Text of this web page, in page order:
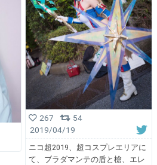
267
54
2019/04/19
ニコ超2019、超コスプレエリアに
て、ブラダマンテの盾と槍、エレ